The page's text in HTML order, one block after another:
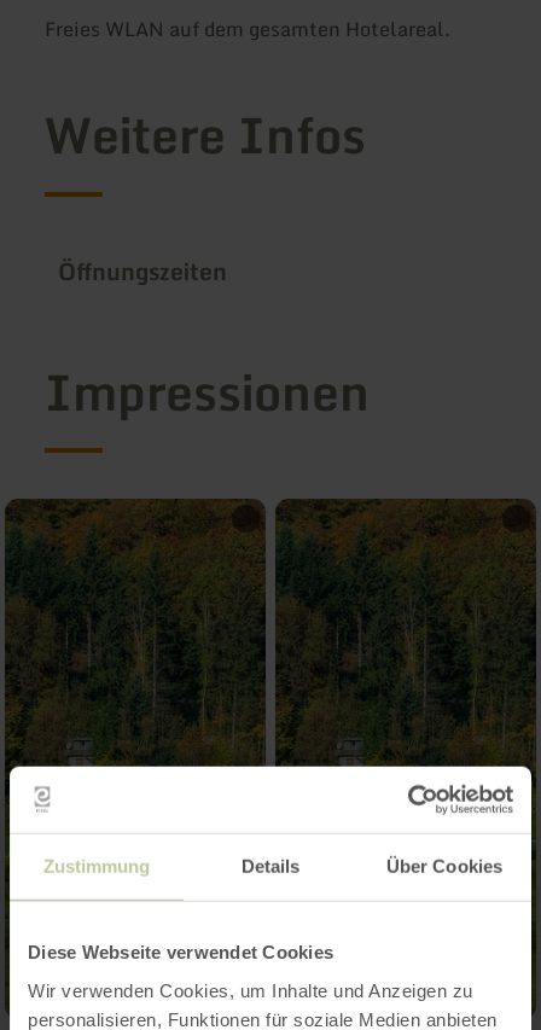
Zustimmung Details Über Cookies
Diese Webseite verwendet Cookies
Wir verwenden Cookies, um Inhalte und Anzeigen zu
personalisieren, Funktionen für soziale Medien anbieten
Freies WLAN auf dem gesamten Hotelareal.
Weitere Infos
Öffnungszeiten
Impressionen